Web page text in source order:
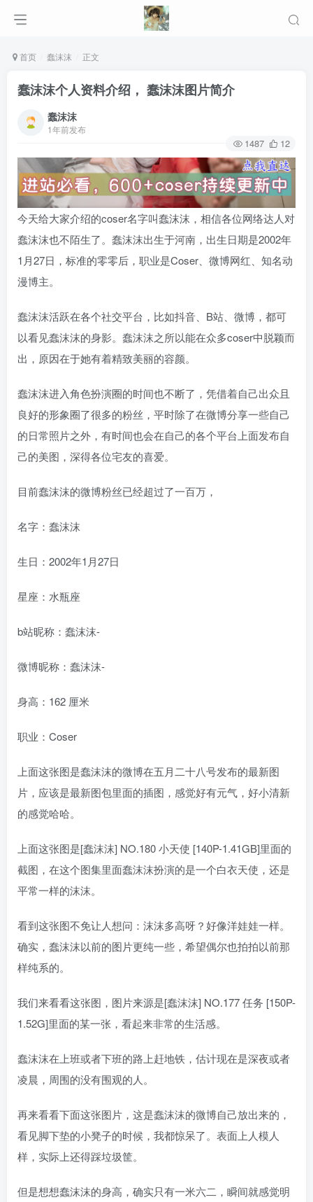
首页 蠢沫沫 正文
蠢沫沫个人资料介绍， 蠢沫沫图片简介
蠢沫沫
1年前发布
1487 12
今天给大家介绍的coser名字叫蠢沫沫，相信各位网络达人对
蠢沫沫也不陌生了。蠢沫沫出生于河南，出生日期是2002年
1月27日，标准的零零后，职业是Coser、微博网红、知名动
漫博主。
蠢沫沫活跃在各个社交平台，比如抖音、B站、微博，都可
以看见蠢沫沫的身影。蠢沫沫之所以能在众多coser中脱颖而
出，原因在于她有着精致美丽的容颜。
蠢沫沫进入角色扮演圈的时间也不断了，凭借着自己出众且
良好的形象圈了很多的粉丝，平时除了在微博分享一些自己
的日常照片之外，有时间也会在自己的各个平台上面发布自
己的美图，深得各位宅友的喜爱。
目前蠢沫沫的微博粉丝已经超过了一百万，
名字：蠢沫沫
生日：2002年1月27日
星座：水瓶座
b站昵称：蠢沫沫-
微博昵称：蠢沫沫-
身高：162 厘米
职业：Coser
上面这张图是蠢沫沫的微博在五月二十八号发布的最新图
片，应该是最新图包里面的插图，感觉好有元气，好小清新
的感觉哈哈。
上面这张图是[蠢沫沫] NO.180 小天使 [140P-1.41GB]里面的
截图，在这个图集里面蠢沫沫扮演的是一个白衣天使，还是
平常一样的沫沫。
看到这张图不免让人想问：沫沫多高呀？好像洋娃娃一样。
确实，蠢沫沫以前的图片更纯一些，希望偶尔也拍拍以前那
样纯系的。
我们来看看这张图，图片来源是[蠢沫沫] NO.177 任务 [150P-
1.52G]里面的某一张，看起来非常的生活感。
蠢沫沫在上班或者下班的路上赶地铁，估计现在是深夜或者
凌晨，周围的没有围观的人。
再来看看下面这张图片，这是蠢沫沫的微博自己放出来的，
看见脚下垫的小凳子的时候，我都惊呆了。表面上人模人
样，实际上还得踩垃圾筐。
但是想想蠢沫沫的身高，确实只有一米六二，瞬间就感觉明